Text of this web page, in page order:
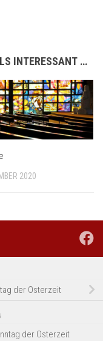
INTERESSANT …
2020
der Osterzeit
der Osterzeit